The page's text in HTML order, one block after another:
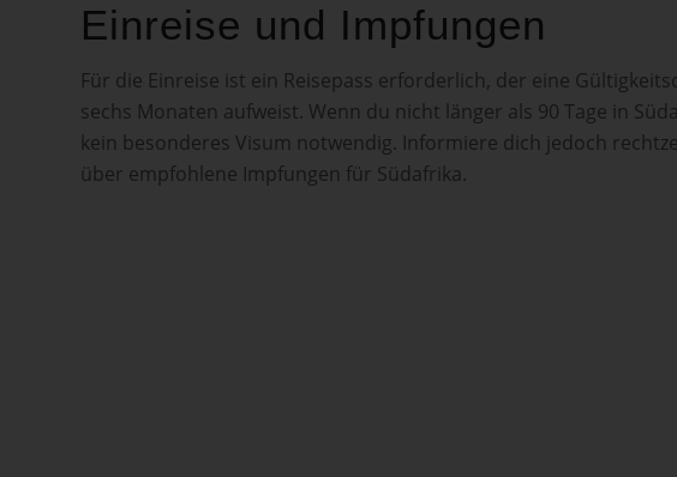
Einreise und Impfungen
Für die Einreise ist ein Reisepass erforderlich, der eine
sechs Monaten aufweist. Wenn du nicht länger als 90 Tage in
kein besonderes Visum notwendig. Informiere dich jedoch
über empfohlene Impfungen für Südafrika.